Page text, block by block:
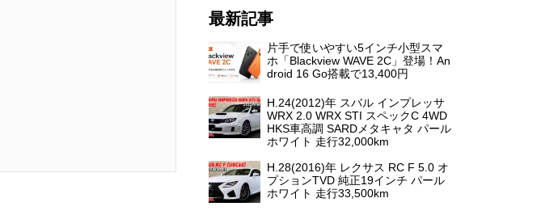
最新記事
片手で使いやすい5インチ小型スマ
ホ「Blackview WAVE 2C」登場！An
droid 16 Go搭載で13,400円
H.24(2012)年 スバル インプレッサ
WRX 2.0 WRX STI スペックC 4WD
HKS車高調 SARDメタキャタ パール
ホワイト 走行32,000km
H.28(2016)年 レクサス RC F 5.0 オ
プションTVD 純正19インチ パール
ホワイト 走行33,500km